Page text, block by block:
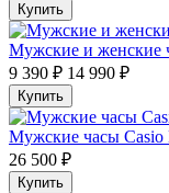
Купить
Мужские и женские
9 390 ₽ 14 990 ₽
Купить
Мужские часы
26 500 ₽
Купить